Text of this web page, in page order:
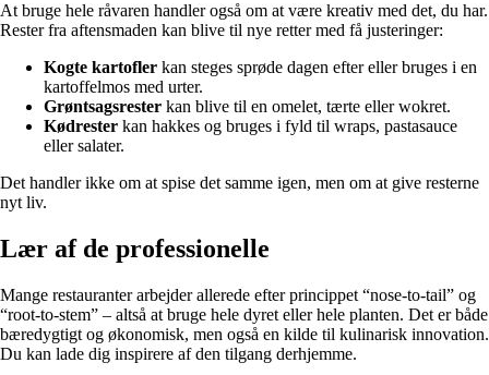
At bruge hele råvaren handler også om at være kreativ med det, du har.
Rester fra aftensmaden kan blive til nye retter med få justeringer:
Kogte kartofler kan steges sprøde dagen efter eller bruges i en
kartoffelmos med urter.
Grøntsagsrester kan blive til en omelet, tærte eller wokret.
Kødrester kan hakkes og bruges i fyld til wraps, pastasauce
eller salater.
Det handler ikke om at spise det samme igen, men om at give resterne
nyt liv.
Lær af de professionelle
Mange restauranter arbejder allerede efter princippet “nose-to-tail” og
“root-to-stem” – altså at bruge hele dyret eller hele planten. Det er både
bæredygtigt og økonomisk, men også en kilde til kulinarisk innovation.
Du kan lade dig inspirere af den tilgang derhjemme.